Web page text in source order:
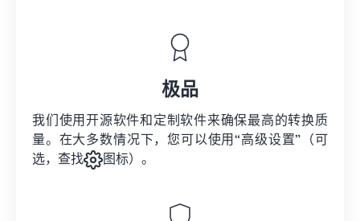
极品
我们使用开源软件和定制软件来确保最高的转换质
量。在大多数情况下，您可以使用“高级设置”（可
选，查找
图标）。